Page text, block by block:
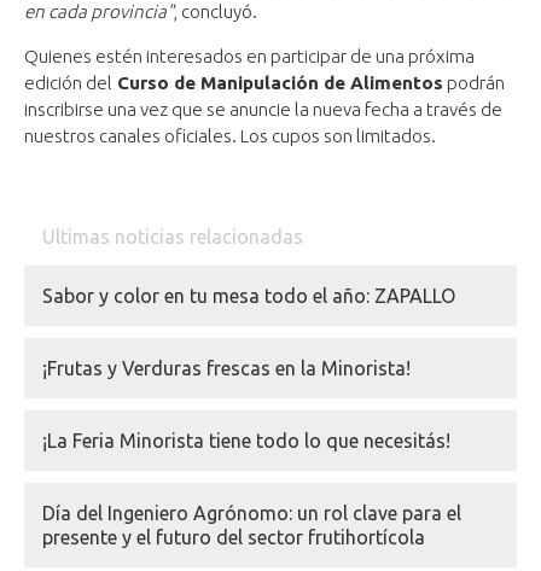
en cada provincia", concluyó.
Quienes estén interesados en participar de una próxima
edición del Curso de Manipulación de Alimentos podrán
inscribirse una vez que se anuncie la nueva fecha a través de
nuestros canales oficiales. Los cupos son limitados.
Ultimas noticias relacionadas
Sabor y color en tu mesa todo el año: ZAPALLO
¡Frutas y Verduras frescas en la Minorista!
¡La Feria Minorista tiene todo lo que necesitás!
Día del Ingeniero Agrónomo: un rol clave para el
presente y el futuro del sector frutihortícola